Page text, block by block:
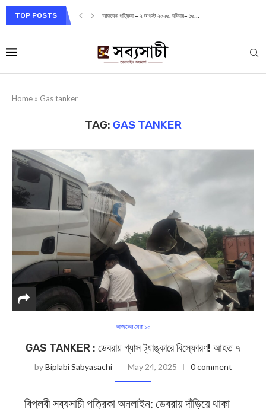
TOP POSTS আজকের পত্রিকা – ২ আগস্ট ২০২৬, রবিবার– ১৬...
Home » Gas tanker
TAG: GAS TANKER
আজকের সেরা ১০
GAS TANKER : ডেবরায় গ্যাস ট্যাঙ্কারে বিস্ফোরণ! আহত ৭
byBiplabi Sabyasachi May 24, 2025 0 comment
বিপ্লবী সব্যসাচী পত্রিকা অনলাইন: ডেবরায় দাঁড়িয়ে থাকা